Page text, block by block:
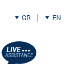
GR EN